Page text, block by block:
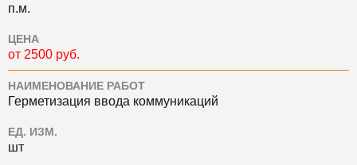
п.м.
ЦЕНА
от 2500 руб.
НАИМЕНОВАНИЕ РАБОТ
Герметизация ввода коммуникаций
ЕД. ИЗМ.
шт